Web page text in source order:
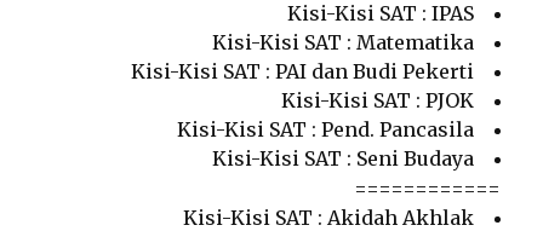
Kisi-Kisi SAT : IPAS
Kisi-Kisi SAT : Matematika
Kisi-Kisi SAT : PAI dan Budi Pekerti
Kisi-Kisi SAT : PJOK
Kisi-Kisi SAT : Pend. Pancasila
Kisi-Kisi SAT : Seni Budaya
============
Kisi-Kisi SAT : Akidah Akhlak